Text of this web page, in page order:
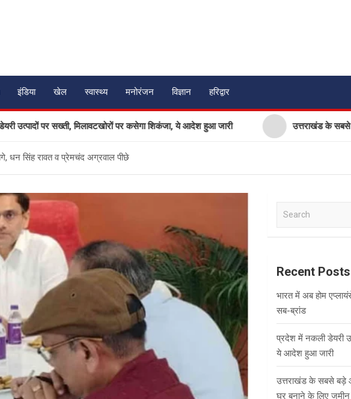
इंडिया खेल स्वास्थ्य मनोरंजन विज्ञान हरिद्वार
पर सख्ती, मिलावटखोरों पर कसेगा शिकंजा, ये आदेश हुआ जारी उत्तराखंड के सबसे बड़े
धन सिंह रावत व प्रेमचंद अग्रवाल पीछे
a
c
Recent Posts
भारत में अब होम
सब-ब्रांड
प्रदेश में नकली डेयरी
ये आदेश हुआ जारी
उत्तराखंड के सबसे बड़े
घर बनाने के लिए जमीन